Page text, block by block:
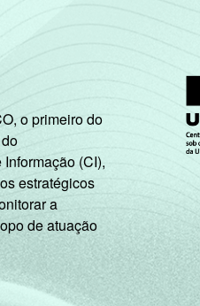
o primeiro do
(CI),
estratégicos
a
de atuação